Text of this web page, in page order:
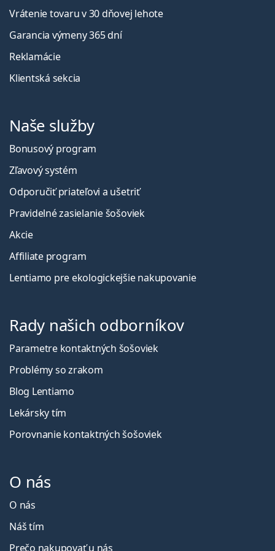
Vrátenie tovaru v 30 dňovej lehote
Garancia výmeny 365 dní
Reklamácie
Klientská sekcia
Naše služby
Bonusový program
Zľavový systém
Odporučiť priateľovi a ušetriť
Pravidelné zasielanie šošoviek
Akcie
Affiliate program
Lentiamo pre ekologickejšie nakupovanie
Rady našich odborníkov
Parametre kontaktných šošoviek
Problémy so zrakom
Blog Lentiamo
Lekársky tím
Porovnanie kontaktných šošoviek
O nás
O nás
Náš tím
Prečo nakupovať u nás